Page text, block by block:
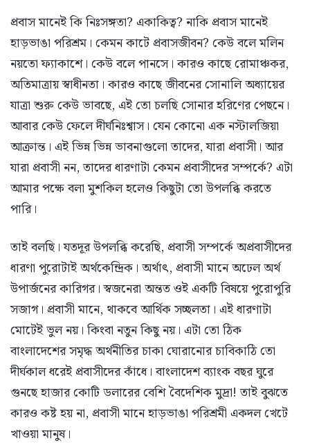
প্রবাস মানেই কি নিঃসঙ্গতা? একাকিত্ব? নাকি প্রবাস মানেই
হাড়ভাঙা পরিশ্রম। কেমন কাটে প্রবাসজীবন? কেউ বলে মলিন
নয়তো ফ্যাকাশে। কেউ বলে পানসে। কারও কাছে রোমাঞ্চকর,
অতিমাত্রায় স্বাধীনতা। কারও কাছে জীবনের সোনালি অধ্যায়ের
যাত্রা শুরু কেউ ভাবছে, এই তো চলছি সোনার হরিণের পেছনে।
আবার কেউ ফেলে দীর্ঘনিঃশ্বাস। যেন কোনো এক নস্টালজিয়া
আক্রান্ত। এই ভিন্ন ভিন্ন ভাবনাগুলো তাদের, যারা প্রবাসী। আর
যারা প্রবাসী নন, তাদের ধারণাটা কেমন প্রবাসীদের সম্পর্কে? এটা
আমার পক্ষে বলা মুশকিল হলেও কিছুটা তো উপলব্ধি করতে
পারি।
তাই বলছি। যতদূর উপলব্ধি করেছি, প্রবাসী সম্পর্কে অপ্রবাসীদের
ধারণা পুরোটাই অর্থকেন্দ্রিক। অর্থাৎ, প্রবাসী মানে অঢেল অর্থ
উপার্জনের কারিগর। স্বজনেরা অন্তত ওই একটি বিষয়ে পুরোপুরি
সজাগ। প্রবাসী মানে, থাকবে আর্থিক সচ্ছলতা। এই ধারণাটা
মোটেই ভুল নয়। কিংবা নতুন কিছু নয়। এটা তো ঠিক
বাংলাদেশের সমৃদ্ধ অর্থনীতির চাকা ঘোরানোর চাবিকাঠি তো
দীর্ঘকাল ধরেই প্রবাসীদের কাঁধে। বাংলাদেশ ব্যাংক বছর ঘুরে
গুনছে হাজার কোটি ডলারের বেশি বৈদেশিক মুদ্রা! তাই বুঝতে
কারও কষ্ট হয় না, প্রবাসী মানে হাড়ভাঙা পরিশ্রমী একদল খেটে
খাওয়া মানুষ।